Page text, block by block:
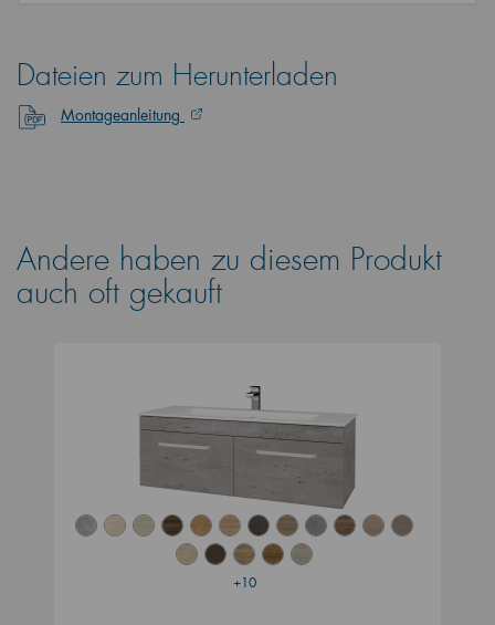
Dateien zum Herunterladen
Montageanleitung
Andere haben zu diesem Produkt
auch oft gekauft
+10